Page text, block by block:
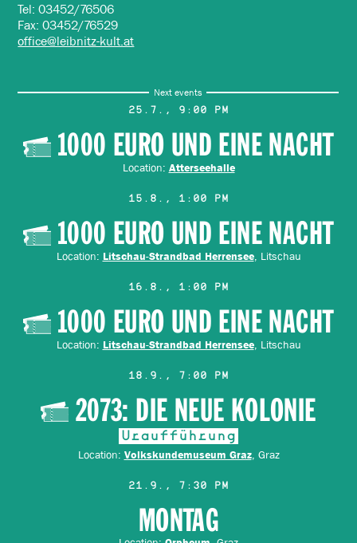
Tel: 03452/76506
Fax: 03452/76529
office@leibnitz-kult.at
Next events
25.7., 9:00 PM
1000 EURO UND EINE NACHT
Location: Atterseehalle
15.8., 1:00 PM
1000 EURO UND EINE NACHT
Location: Litschau-Strandbad Herrensee, Litschau
16.8., 1:00 PM
1000 EURO UND EINE NACHT
Location: Litschau-Strandbad Herrensee, Litschau
18.9., 7:00 PM
2073: DIE NEUE KOLONIE
Uraufführung
Location: Volkskundemuseum Graz, Graz
21.9., 7:30 PM
MONTAG